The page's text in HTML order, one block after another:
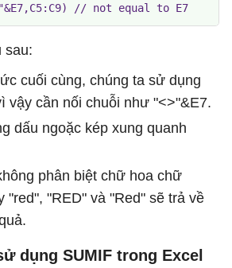
// not equal to E7
sau:
cuối cùng, chúng ta sử dụng
vậy cần nối chuỗi như "<>"&E7.
dấu ngoặc kép xung quanh
phân biệt chữ hoa chữ
"red", "RED" và "Red" sẽ trả về
dụng SUMIF trong Excel